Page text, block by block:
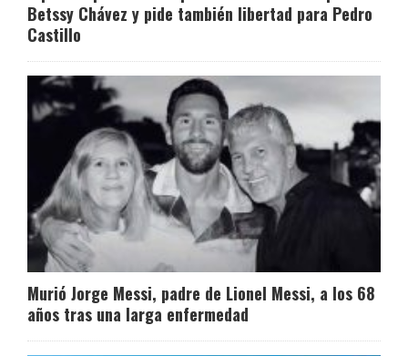
Betssy Chávez y pide también libertad para Pedro
Castillo
Murió Jorge Messi, padre de Lionel Messi, a los 68
años tras una larga enfermedad